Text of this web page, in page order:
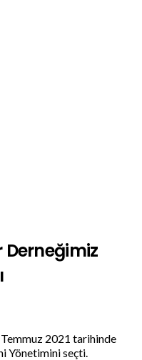
2021 tarihinde
Yönetimini seçti.